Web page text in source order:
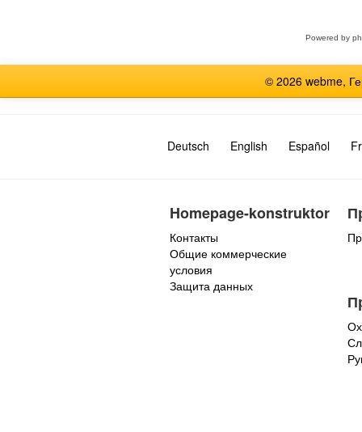
Powered by
© 2026 webme,
Deutsch English Español
Homepage-konstruktor
Контакты
Общие коммерческие
условия
Защита данных